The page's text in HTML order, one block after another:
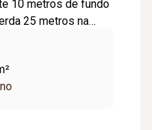
na
Bairro. Ótima
localização com
os próximos anos.